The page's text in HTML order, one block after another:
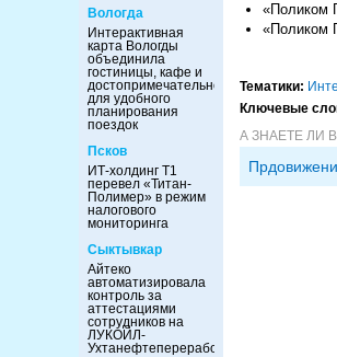
Вологда
Интерактивная
карта Вологды
объединила
гостиницы, кафе и
достопримечательности
для удобного
планирования
поездок
Псков
ИТ-холдинг Т1
перевел «Титан-
Полимер» в режим
налогового
мониторинга
Сыктывкар
Айтеко
автоматизировала
контроль за
аттестациями
сотрудников на
ЛУКОЙЛ-
Ухтанефтепереработка
«Поликом
«Поликом
Тематики:
Ключевые
А ЗНАЕТЕ ЛИ